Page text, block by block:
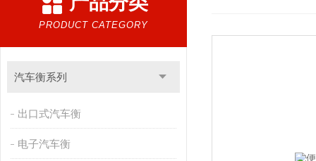
PRODUCT CATEGORY
汽车衡系列
出口式汽车衡
电子汽车衡